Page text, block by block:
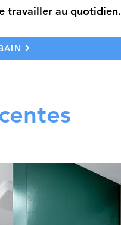
travailler au quotidien.